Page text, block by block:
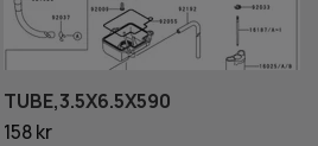
TUBE,3.5X6.5X590
158 kr